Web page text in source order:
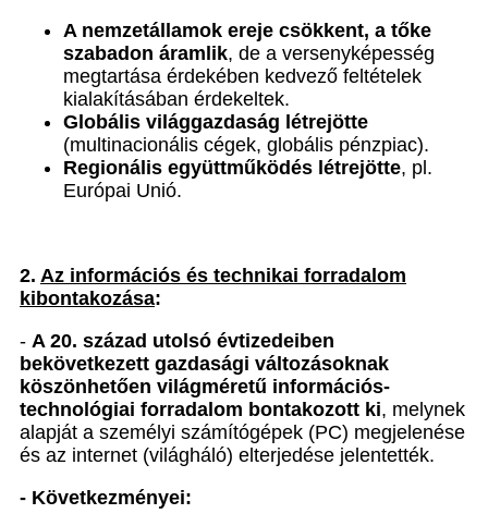
A nemzetállamok ereje csökkent, a tőke
szabadon áramlik, de a versenyképesség
megtartása érdekében kedvező feltételek
kialakításában érdekeltek.
Globális világgazdaság létrejötte
(multinacionális cégek, globális pénzpiac).
Regionális együttműködés létrejötte, pl.
Európai Unió.
2. Az információs és technikai forradalom
kibontakozása:
- A 20. század utolsó évtizedeiben
bekövetkezett gazdasági változásoknak
köszönhetően világméretű információs-
technológiai forradalom bontakozott ki, melynek
alapját a személyi számítógépek (PC) megjelenése
és az internet (világháló) elterjedése jelentették.
- Következményei: